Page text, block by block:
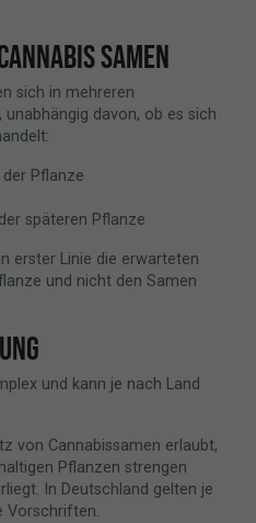
SAMEN
sich in mehreren
davon, ob es sich
Pflanze
späteren Pflanze
erster Linie die erwarteten
und nicht den Samen
und kann je nach Land
von Cannabissamen erlaubt,
Pflanzen strengen
In Deutschland gelten je
Vorschriften.